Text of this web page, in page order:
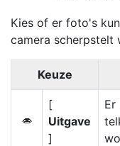
Kies of er foto's
camera scherpstelt
Keuze
G
[
Uitgave
]
Er